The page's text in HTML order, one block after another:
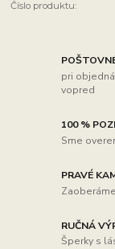
Číslo produktu:
pri
vopred
100 %
Sme
PRAVÉ
RUČNÁ
Šperky s